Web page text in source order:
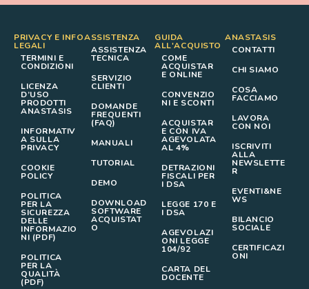
PRIVACY E INFO
LEGALI
TERMINI E
CONDIZIONI
LICENZA
D’USO
PRODOTTI
ANASTASIS
INFORMATIV
A SULLA
PRIVACY
COOKIE
POLICY
POLITICA
PER LA
SICUREZZA
DELLE
INFORMAZIO
NI (PDF)
POLITICA
PER LA
QUALITÀ
(PDF)
ASSISTENZA
ASSISTENZA
TECNICA
SERVIZIO
CLIENTI
DOMANDE
FREQUENTI
(FAQ)
MANUALI
TUTORIAL
DEMO
DOWNLOAD
SOFTWARE
ACQUISTAT
O
GUIDA
ALL'ACQUISTO
COME
ACQUISTAR
E ONLINE
CONVENZIO
NI E SCONTI
ACQUISTAR
E CON IVA
AGEVOLATA
AL 4%
DETRAZIONI
FISCALI PER
I DSA
LEGGE 170 E
I DSA
AGEVOLAZI
ONI LEGGE
104/92
CARTA DEL
DOCENTE
ANASTASIS
CONTATTI
CHI SIAMO
COSA
FACCIAMO
LAVORA
CON NOI
ISCRIVITI
ALLA
NEWSLETTE
R
EVENTI&NE
WS
BILANCIO
SOCIALE
CERTIFICAZI
ONI